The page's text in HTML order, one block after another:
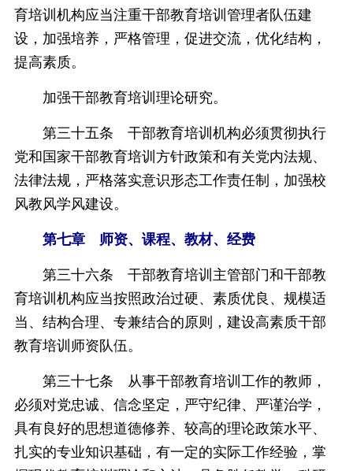
育培训机构应当注重干部教育培训管理者队伍建
设，加强培养，严格管理，促进交流，优化结构，
提高素质。
加强干部教育培训理论研究。
第三十五条 干部教育培训机构必须贯彻执行
党和国家干部教育培训方针政策和有关党内法规、
法律法规，严格落实意识形态工作责任制，加强校
风教风学风建设。
第七章 师资、课程、教材、经费
第三十六条 干部教育培训主管部门和干部教
育培训机构应当按照政治过硬、素质优良、规模适
当、结构合理、专兼结合的原则，建设高素质干部
教育培训师资队伍。
第三十七条 从事干部教育培训工作的教师，
必须对党忠诚、信念坚定，严守纪律、严谨治学，
具有良好的思想道德修养、较高的理论政策水平、
扎实的专业知识基础，有一定的实际工作经验，掌